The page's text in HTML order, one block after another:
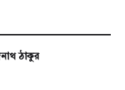
ঠাকুর